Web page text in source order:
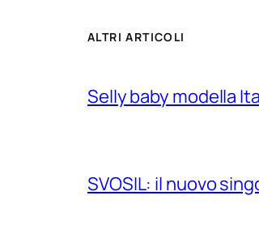
ALTRI ARTICOLI
Selly baby modella
SVOSIL: il nuovo